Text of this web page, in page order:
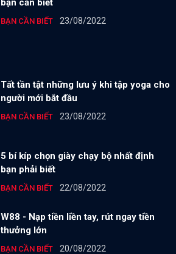
bạn cần biết
BẠN CẦN BIẾT 23/08/2022
Tất tần tật những lưu ý khi tập yoga cho
người mới bắt đầu
BẠN CẦN BIẾT 23/08/2022
5 bí kíp chọn giày chạy bộ nhất định
bạn phải biết
BẠN CẦN BIẾT 22/08/2022
W88 - Nạp tiền liền tay, rút ngay tiền
thưởng lớn
BẠN CẦN BIẾT 20/08/2022